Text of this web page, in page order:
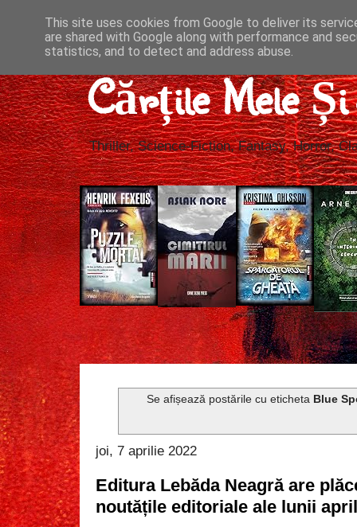
Cărțile Mele
Thriller, Science-Fiction, Fantasy, Horror,
Se afișează postările cu eticheta Blue
joi, 7 aprilie 2022
Editura Lebăda Neagră are
noutățile editoriale ale lunii
This site uses cookies from Google to deliver its
are shared with Google along with performance and
statistics, and to detect and address abuse.